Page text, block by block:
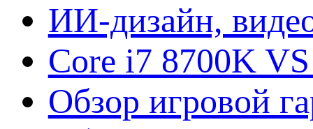
ИИ-дизайн,
Core i7 8700K
Обзор игровой